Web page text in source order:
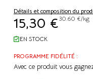
(3
Détails et composition du
15,30 €30.60 €/kg
EN STOCK
PROGRAMME FIDÉLITÉ :
Avec ce produit vous